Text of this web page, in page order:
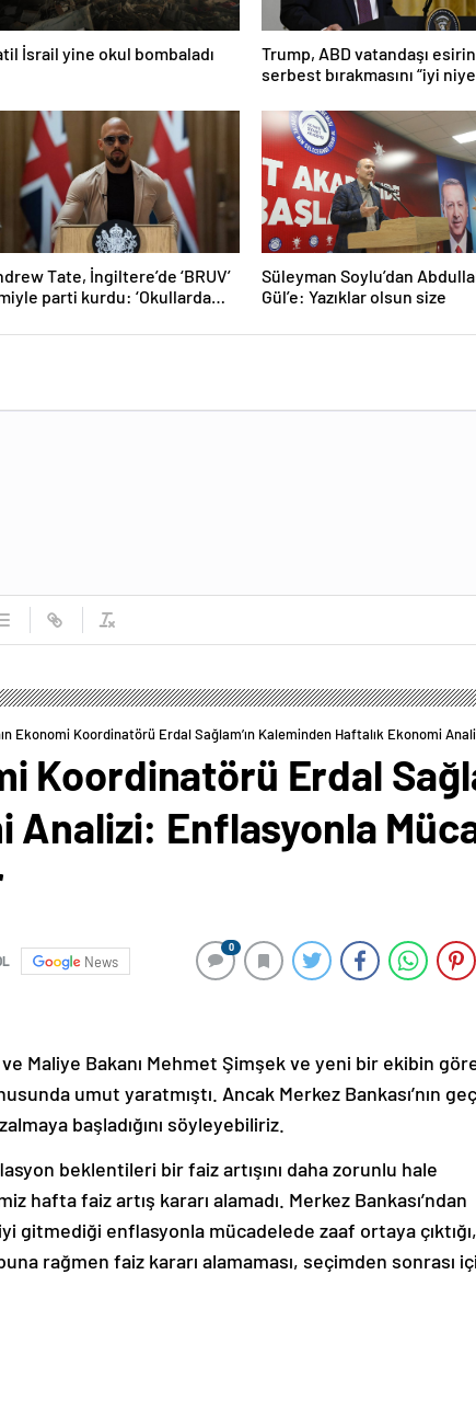
İsrail yine okul bombaladı
Trump, ABD vatandaşı esirin
serbest bırakmasını “iyi
değerlendirdi
Tate, İngiltere’de ‘BRUV’
parti kurdu: ‘Okullarda
Süleyman Soylu’dan
Gül’e: Yazıklar olsun size
Ekonomi Koordinatörü Erdal Sağlam’ın Kaleminden Haftalık Ekonomi
Koordinatörü Erdal
Analizi: Enflasyonla
News
0
Maliye Bakanı Mehmet Şimşek ve yeni bir ekibin
umut yaratmıştı. Ancak Merkez Bankası’nın
başladığını söyleyebiliriz.
beklentileri bir faiz artışını daha zorunlu hale
hafta faiz artış kararı alamadı. Merkez Bankası’ndan
gitmediği enflasyonla mücadelede zaaf ortaya çıktığı,
rağmen faiz kararı alamaması, seçimden sonrası